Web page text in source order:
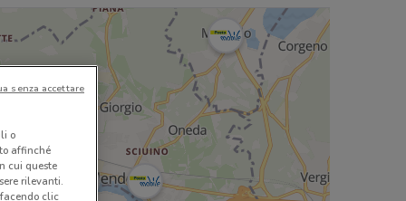
o
affinché
cui queste
rilevanti.
clic
senza accettare